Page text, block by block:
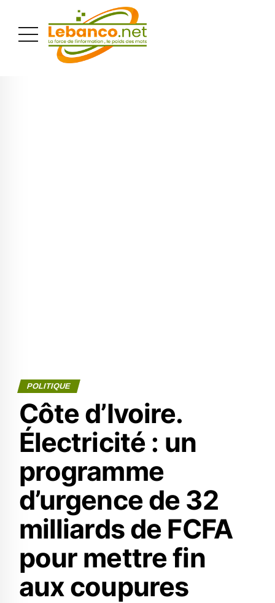
POLITIQUE
Côte d’Ivoire.
Électricité : un
programme
d’urgence de 32
milliards de FCFA
pour mettre fin
aux coupures